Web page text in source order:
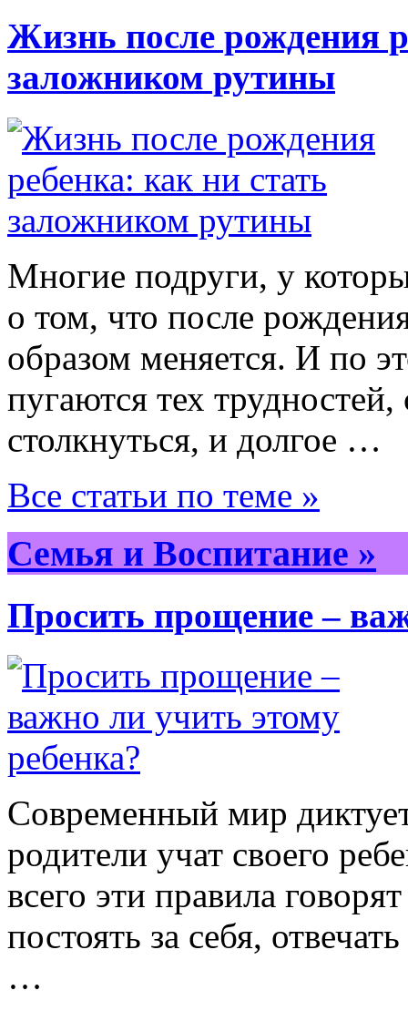
Жизнь после рождения
заложником рутины
Многие подруги, у
о том, что после
образом меняется. И по
пугаются тех
столкнуться, и долгое …
Все статьи по теме »
Семья и Воспитание »
Просить прощение –
Современный мир
родители учат своего
всего эти правила
постоять за себя,
…